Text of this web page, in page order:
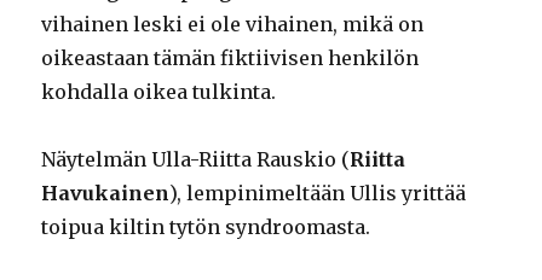
vihainen leski ei ole vihainen, mikä on
oikeastaan tämän fiktiivisen henkilön
kohdalla oikea tulkinta.
Näytelmän Ulla-Riitta Rauskio (Riitta
Havukainen), lempinimeltään Ullis yrittää
toipua kiltin tytön syndroomasta.